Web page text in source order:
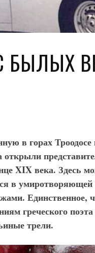
БЫЛЫХ
в горах Троодосе
XIXвека. Здесь
в умиротворяющей
Единственное,
греческого
трели.